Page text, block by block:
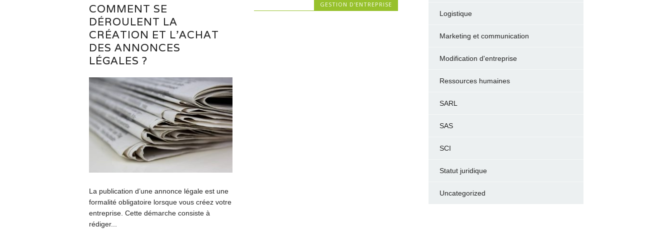
GESTION D'ENTREPRISE
COMMENT SE
DÉROULENT LA
CRÉATION ET L’ACHAT
DES ANNONCES
LÉGALES ?
La publication d’une annonce légale est une
formalité obligatoire lorsque vous créez votre
entreprise. Cette démarche consiste à
rédiger...
Logistique
Marketing et communication
Modification d'entreprise
Ressources humaines
SARL
SAS
SCI
Statut juridique
Uncategorized